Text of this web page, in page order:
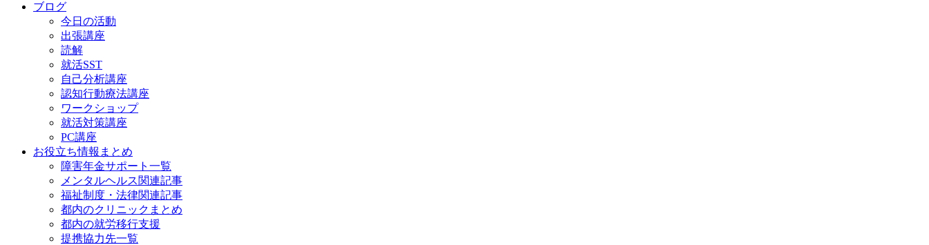
ブログ
今日の活動
出張講座
読解
就活SST
自己分析講座
認知行動療法講座
ワークショップ
就活対策講座
PC講座
お役立ち情報まとめ
障害年金サポート一覧
メンタルヘルス関連記事
福祉制度・法律関連記事
都内のクリニックまとめ
都内の就労移行支援
提携協力先一覧